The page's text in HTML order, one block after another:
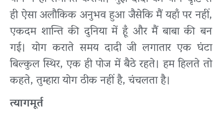
ही ऐसा अलौकिक अनुभव हुआ जैसेकि मैं यहाँ पर नहीं,
एकदम शान्ति की दुनिया में हूँ और मैं बाबा की बन
गई। योग कराते समय दादी जी लगातार एक घंटा
बिल्कुल स्थिर, एक ही पोज में बैठे रहते। हम हिलते तो
कहते, तुम्हारा योग ठीक नहीं है, चंचलता है।
त्यागमूर्त